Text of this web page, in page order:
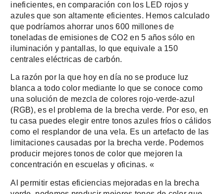
ineficientes, en comparación con los LED rojos y
azules que son altamente eficientes. Hemos calculado
que podríamos ahorrar unos 600 millones de
toneladas de emisiones de CO2 en 5 años sólo en
iluminación y pantallas, lo que equivale a 150
centrales eléctricas de carbón.
La razón por la que hoy en día no se produce luz
blanca a todo color mediante lo que se conoce como
una solución de mezcla de colores rojo-verde-azul
(RGB), es el problema de la brecha verde. Por eso, en
tu casa puedes elegir entre tonos azules fríos o cálidos
como el resplandor de una vela. Es un artefacto de las
limitaciones causadas por la brecha verde. Podemos
producir mejores tonos de color que mejoren la
concentración en escuelas y oficinas. «
Al permitir estas eficiencias mejoradas en la brecha